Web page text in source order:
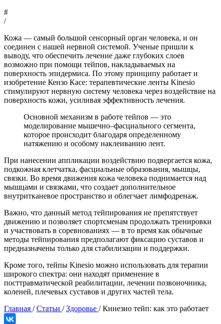
#
/
Кожа — самый большой сенсорный орган человека, и он
соединен с нашей нервной системой. Ученые пришли к
выводу, что обеспечить лечение даже глубоких слоев
возможно при помощи тейпов, накладываемых на
поверхность эпидермиса. По этому принципу работает и
изобретение Кензо Касе: терапевтические ленты Kinesio
стимулируют нервную систему человека через воздействие на
поверхность кожи, усиливая эффективность лечения.
Основной механизм в работе тейпов — это
моделирование мышечно–фасциального сегмента,
которое происходит благодаря определенному
натяжению и особому наклеиванию лент.
При нанесении аппликации воздействию подвергается кожа,
подкожная клетчатка, фасциальные образования, мышцы,
связки. Во время движения кожа человека поднимается над
мышцами и связками, что создает дополнительное
внутритканевое пространство и облегчает лимфодренаж.
Важно, что данный метод тейпирования не препятствует
движению и позволяет спортсменам продолжать тренировки
и участвовать в соревнованиях — в то время как обычные
методы тейпирования предполагают фиксацию суставов и
предназначены только для стабилизации и поддержки.
Кроме того, тейпы Kinesio можно использовать для терапии
широкого спектра: они находят применение в
посттравматической реабилитации, лечении позвоночника,
коленей, плечевых суставов и других частей тела.
Главная /Статьи /Здоровье /Кинезио тейп: как это работает